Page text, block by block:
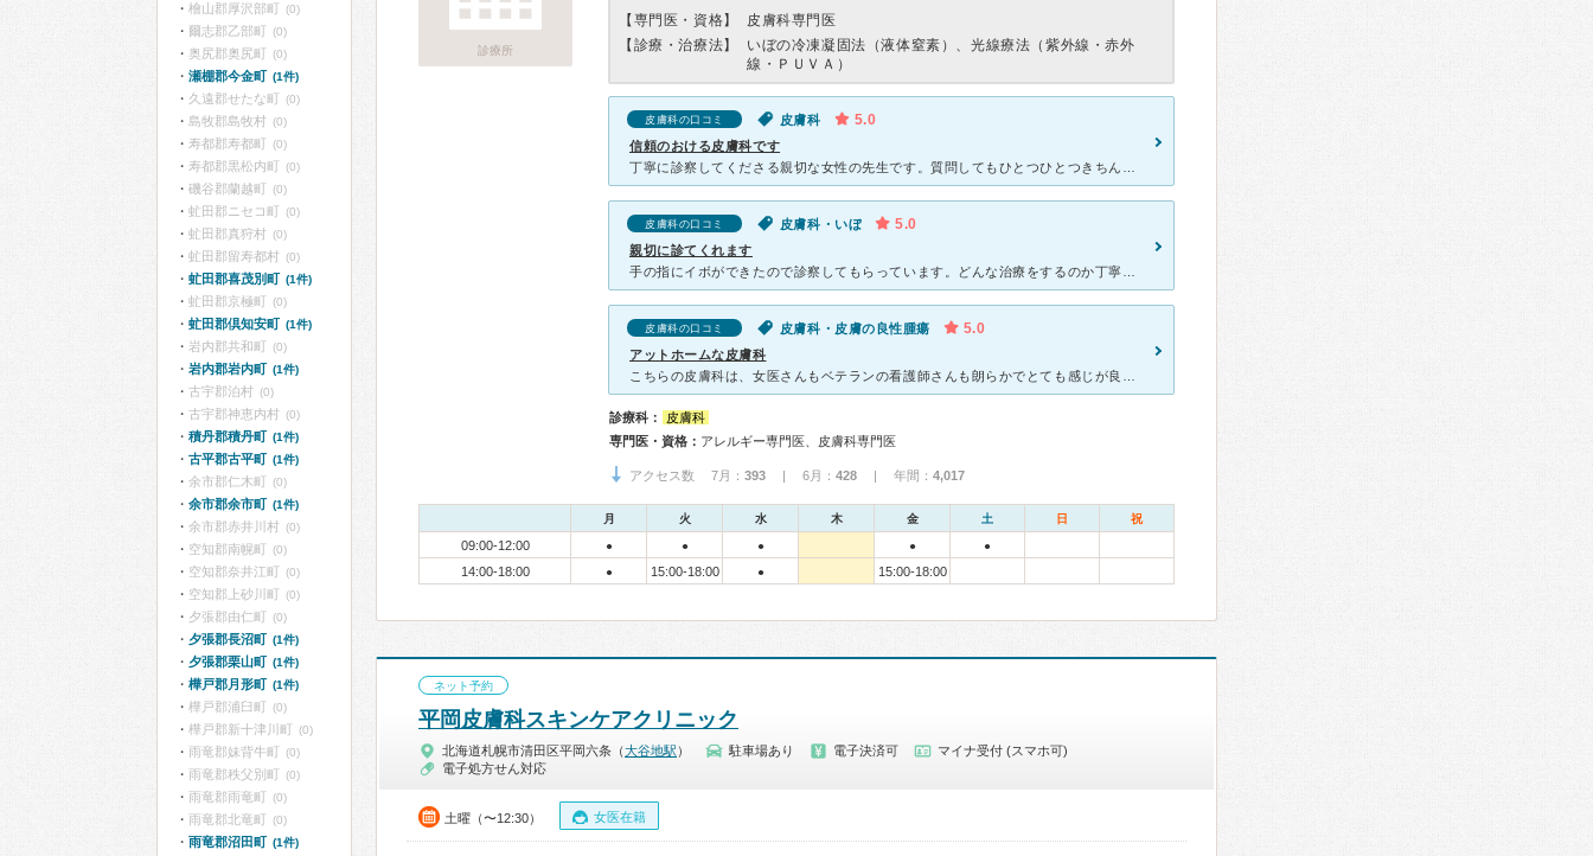
診療所
【専門医・資格】
皮膚科専門医
【診療・治療法】
いぼの冷凍凝固法（液体窒素）、光線療法（紫外線・赤外
線・ＰＵＶＡ）
皮膚科の口コミ 皮膚科 5.0
信頼のおける皮膚科です
皮膚科の口コミ 皮膚科・いぼ 5.0
親切に診てくれます
皮膚科の口コミ 皮膚科・皮膚の良性腫瘍 5.0
アットホームな皮膚科
診療科：
皮膚科
専門医・資格： アレルギー専門医、皮膚科専門医
アクセス数 7月： 393 | 6月： 428 | 年間： 4,017
月 火 水 木 金 土 日 祝
09:00-12:00 ● ● ● ● ●
14:00-18:00 ● 15:00-18:00 ● 15:00-18:00
ネット予約
平岡皮膚科スキンケアクリニック
北海道札幌市清田区平岡六条（大谷地駅 ） 駐車場あり 電子決済可
マイナ受付 (スマホ可)
電子処方せん対応
土曜（〜12:30） 女医在籍
檜山郡厚沢部町 (0)
爾志郡乙部町 (0)
奥尻郡奥尻町 (0)
瀬棚郡今金町 (1件)
久遠郡せたな町 (0)
島牧郡島牧村 (0)
寿都郡寿都町 (0)
寿都郡黒松内町 (0)
磯谷郡蘭越町 (0)
虻田郡ニセコ町 (0)
虻田郡真狩村 (0)
虻田郡留寿都村 (0)
虻田郡喜茂別町 (1件)
虻田郡京極町 (0)
虻田郡倶知安町 (1件)
岩内郡共和町 (0)
岩内郡岩内町 (1件)
古宇郡泊村 (0)
古宇郡神恵内村 (0)
積丹郡積丹町 (1件)
古平郡古平町 (1件)
余市郡仁木町 (0)
余市郡余市町 (1件)
余市郡赤井川村 (0)
空知郡南幌町 (0)
空知郡奈井江町 (0)
空知郡上砂川町 (0)
夕張郡由仁町 (0)
夕張郡長沼町 (1件)
夕張郡栗山町 (1件)
樺戸郡月形町 (1件)
樺戸郡浦臼町 (0)
樺戸郡新十津川町 (0)
雨竜郡妹背牛町 (0)
雨竜郡秩父別町 (0)
雨竜郡雨竜町 (0)
雨竜郡北竜町 (0)
雨竜郡沼田町 (1件)